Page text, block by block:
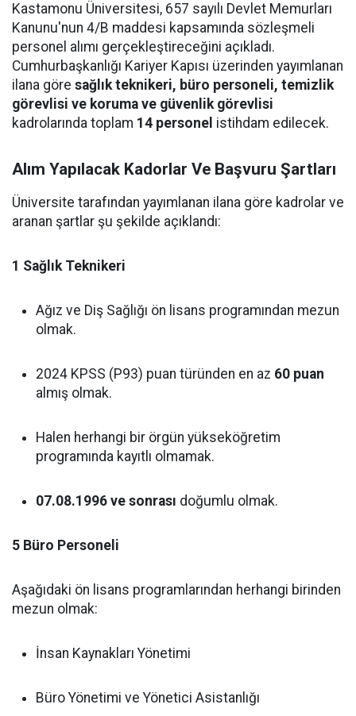
Kastamonu Üniversitesi, 657 sayılı Devlet Memurları
Kanunu'nun 4/B maddesi kapsamında sözleşmeli
personel alımı gerçekleştireceğini açıkladı.
Cumhurbaşkanlığı Kariyer Kapısı üzerinden yayımlanan
ilana göre sağlık teknikeri, büro personeli, temizlik
görevlisi ve koruma ve güvenlik görevlisi
kadrolarında toplam 14 personel istihdam edilecek.
Alım Yapılacak Kadorlar Ve Başvuru Şartları
Üniversite tarafından yayımlanan ilana göre kadrolar ve
aranan şartlar şu şekilde açıklandı:
1 Sağlık Teknikeri
Ağız ve Diş Sağlığı ön lisans programından mezun
olmak.
2024 KPSS (P93) puan türünden en az 60 puan
almış olmak.
Halen herhangi bir örgün yükseköğretim
programında kayıtlı olmamak.
07.08.1996 ve sonrası doğumlu olmak.
5 Büro Personeli
Aşağıdaki ön lisans programlarından herhangi birinden
mezun olmak:
İnsan Kaynakları Yönetimi
Büro Yönetimi ve Yönetici Asistanlığı